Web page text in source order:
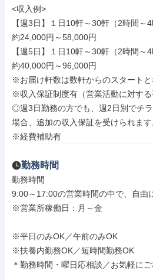
<収入例>
【週3日】１日10軒～30軒（2時間～
約24,000円～58,000円
【週5日】１日10軒～30軒（2時間～
約40,000円～96,000円
※お届け軒数は数軒からのスタートと
※収入保証制度有（営業活動に対する
◎週3日勤務の方でも、週2日別でチ
場合、追加の収入保証を受けられます
※経費補助有
勤務時間
勤務時間
9:00～17:00の営業時間の中で、自由
※営業所稼働日：月～金
※平日のみOK／午前のみOK
※扶養内勤務OK／短時間勤務OK
＊勤務時間・曜日応相談／お気軽にご